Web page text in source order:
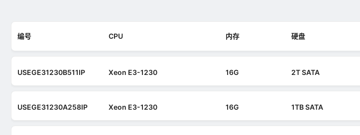
编号 CPU 内存 硬盘
USEGE31230B511IP Xeon E3-1230 16G 2T SATA
USEGE31230A258IP Xeon E3-1230 16G 1TB SATA